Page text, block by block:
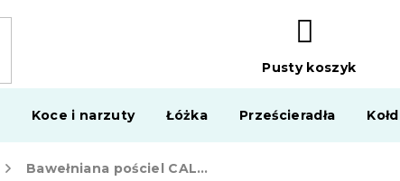
KOSZYK
Pusty koszyk
Koce i narzuty Łóżka Prześcieradła
Bawełniana pościel CALMORA brązowa